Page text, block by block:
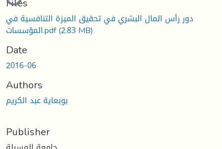
دور رأس المال البشري في تحقيق الميزة التنافسية في
المؤسسات.pdf(2.83 MB)
Date
2016-06
Authors
بوبعاية عبد الكريم
Publisher